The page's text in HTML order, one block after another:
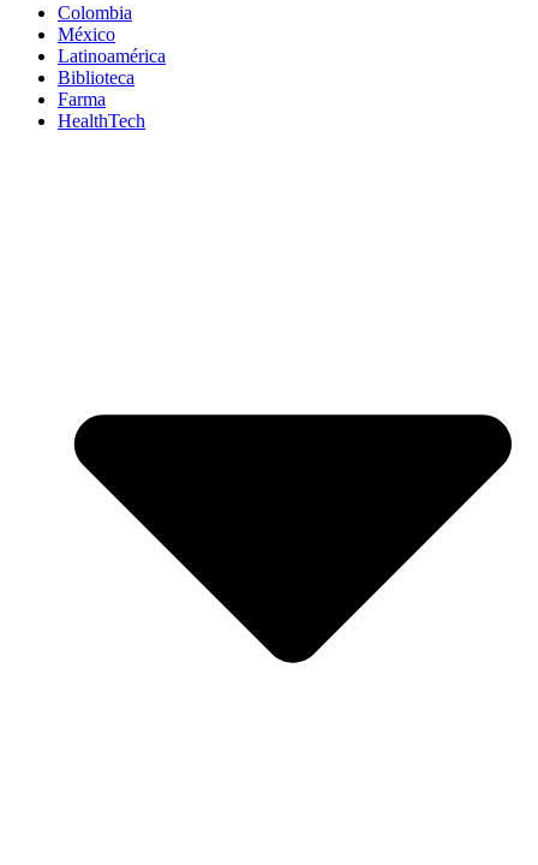
Colombia
México
Latinoamérica
Biblioteca
Farma
HealthTech